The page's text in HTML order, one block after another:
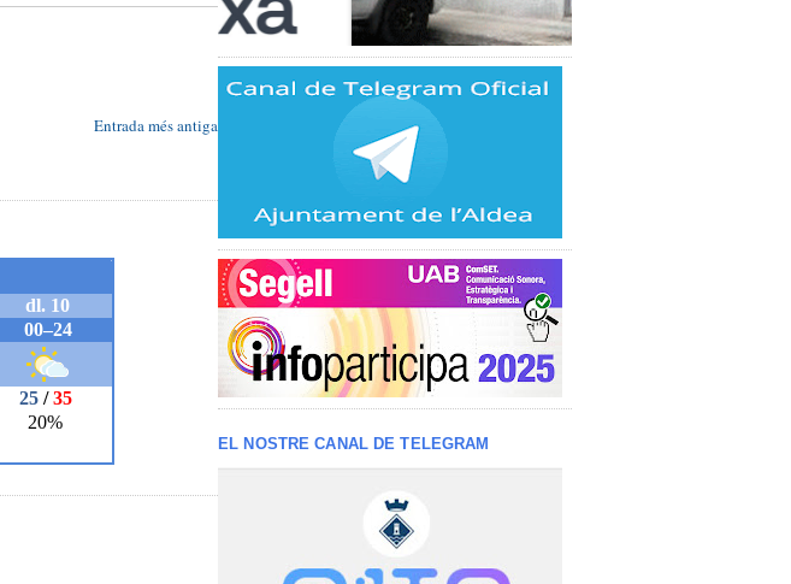
Entrada més antiga
EL NOSTRE CANAL DE TELEGRAM